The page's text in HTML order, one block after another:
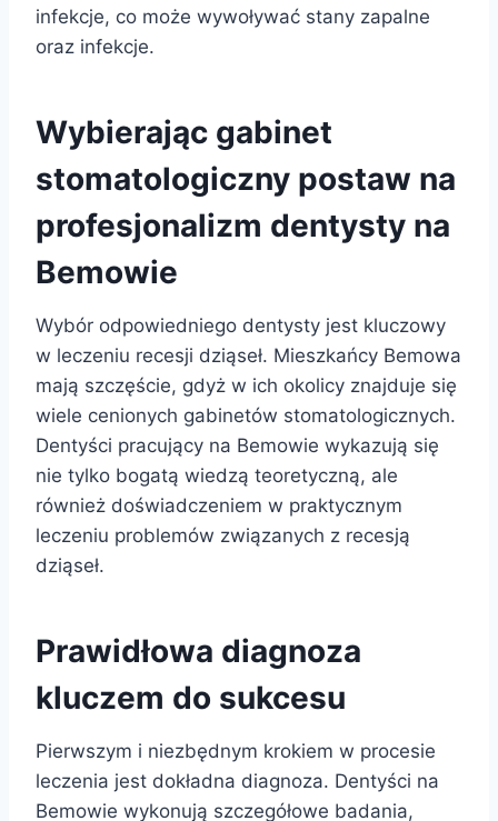
infekcje, co może wywoływać stany zapalne
oraz infekcje.
Wybierając gabinet
stomatologiczny postaw na
profesjonalizm dentysty na
Bemowie
Wybór odpowiedniego dentysty jest kluczowy
w leczeniu recesji dziąseł. Mieszkańcy Bemowa
mają szczęście, gdyż w ich okolicy znajduje się
wiele cenionych gabinetów stomatologicznych.
Dentyści pracujący na Bemowie wykazują się
nie tylko bogatą wiedzą teoretyczną, ale
również doświadczeniem w praktycznym
leczeniu problemów związanych z recesją
dziąseł.
Prawidłowa diagnoza
kluczem do sukcesu
Pierwszym i niezbędnym krokiem w procesie
leczenia jest dokładna diagnoza. Dentyści na
Bemowie wykonują szczegółowe badania,